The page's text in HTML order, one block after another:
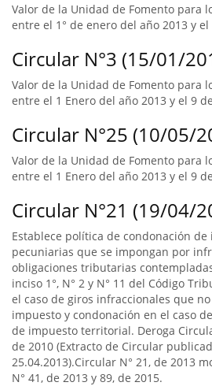
Valor de la Unidad de Fomento para
entre el 1° de enero del año 2013 y
Circular N°3 (15/01/
Valor de la Unidad de Fomento para
entre el 1 Enero del año 2013 y el 9
Circular N°25 (10/05/
Valor de la Unidad de Fomento para
entre el 1 Enero del año 2013 y el 9
Circular N°21 (19/04/
Establece política de condonación de
pecuniarias que se impongan por
obligaciones tributarias
inciso 1°, N° 2 y N° 11 del Código
el caso de giros infraccionales que
impuesto y condonación en el caso
de impuesto territorial. Deroga
de 2010 (Extracto de Circular
25.04.2013).Circular N° 21, de 2013
N° 41, de 2013 y 89, de 2015.